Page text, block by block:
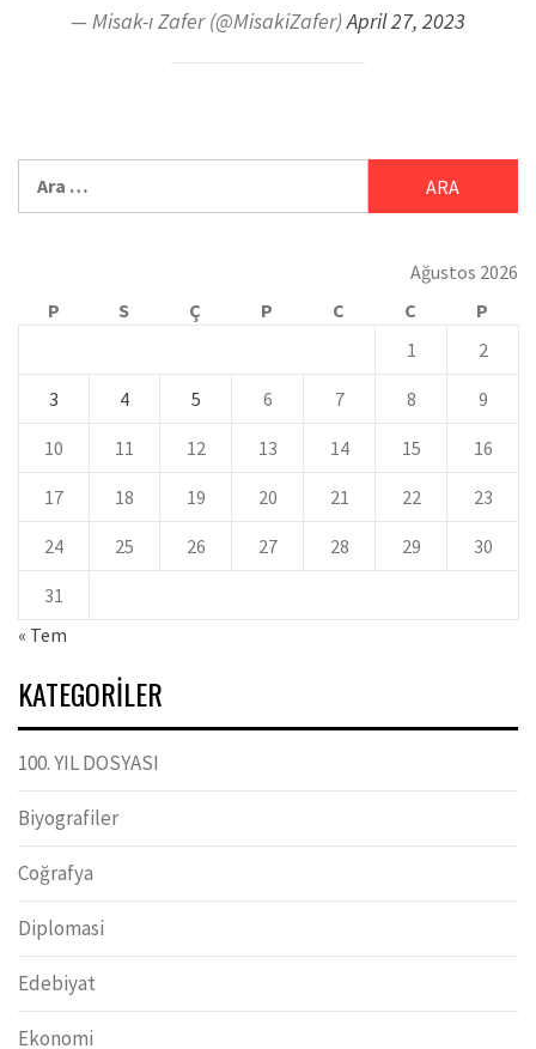
— Misak-ı Zafer (@MisakiZafer)April 27, 2023
Ağustos 2026
P
S Ç P C C
P
1
2
3 4 5 6 7 8 9
10 11 12 13 14 15 16
17 18 19 20 21 22 23
24 25 26 27 28 29 30
31
« Tem
KATEGORILER
100. YIL DOSYASI
Biyografiler
Coğrafya
Diplomasi
Edebiyat
Ekonomi